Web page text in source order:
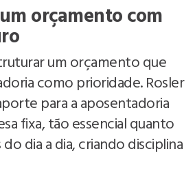
orçamento com
um orçamento que
como prioridade. Rosler
para a aposentadoria
fixa, tão essencial quanto
dia a dia, criando disciplina